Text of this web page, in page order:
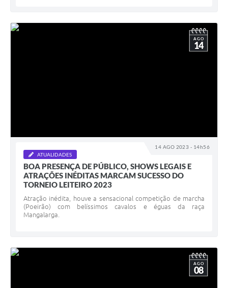
14 AGO 2023 - 14h56
AGO
14
ATUALIDADES
BOA PRESENÇA DE PÚBLICO, SHOWS LEGAIS E
ATRAÇÕES INÉDITAS MARCAM SUCESSO DO
TORNEIO LEITEIRO 2023
Atração inédita, houve a sensacional competição de marcha
(Poeirão) com belíssimos cavalos e éguas da raça
Mangalarga.
AGO
08